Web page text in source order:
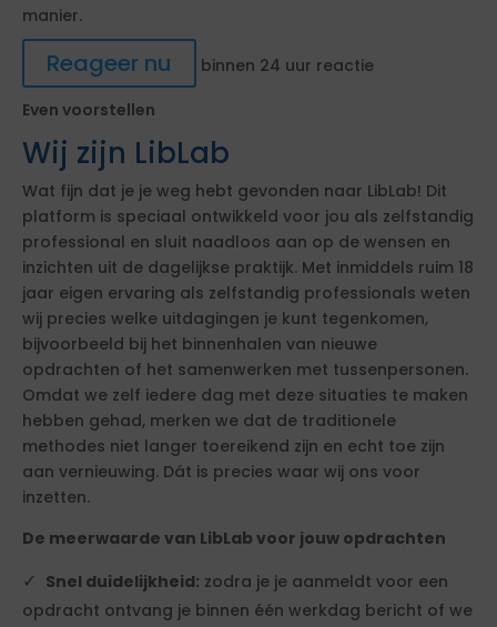
manier.
Reageer nu
binnen 24 uur reactie
Even voorstellen
Wij zijn LibLab
Wat fijn dat je je weg hebt gevonden naar LibLab! Dit
platform is speciaal ontwikkeld voor jou als zelfstandig
professional en sluit naadloos aan op de wensen en
inzichten uit de dagelijkse praktijk. Met inmiddels ruim 18
jaar eigen ervaring als zelfstandig professionals weten
wij precies welke uitdagingen je kunt tegenkomen,
bijvoorbeeld bij het binnenhalen van nieuwe
opdrachten of het samenwerken met tussenpersonen.
Omdat we zelf iedere dag met deze situaties te maken
hebben gehad, merken we dat de traditionele
methodes niet langer toereikend zijn en echt toe zijn
aan vernieuwing. Dát is precies waar wij ons voor
inzetten.
De meerwaarde van LibLab voor jouw opdrachten
Snel duidelijkheid: zodra je je aanmeldt voor een
opdracht ontvang je binnen één werkdag bericht of we